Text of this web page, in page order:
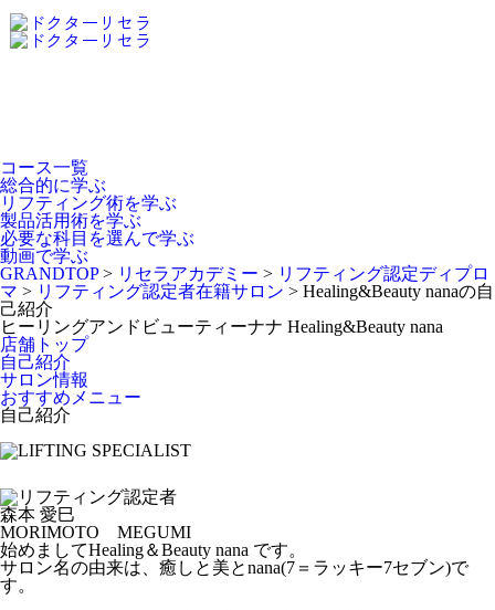
Dr.Recella Academy
について
コース一覧
総合的に学ぶ
リフティング術を学ぶ
製品活用術を学ぶ
必要な科目を選んで学ぶ
動画で学ぶ
GRANDTOP> リセラアカデミー > リフティング認定ディプロ
マ > リフティング認定者在籍サロン > Healing&Beauty nanaの自
己紹介
ヒーリングアンドビューティーナナ Healing&Beauty nana
店舗トップ
自己紹介
サロン情報
おすすめメニュー
自己紹介
森本 愛巳
MORIMOTO MEGUMI
始めましてHealing＆Beauty nana です。
サロン名の由来は、癒しと美とnana(7＝ラッキー7セブン)で
す。